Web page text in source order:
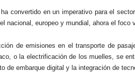
convertido en un imperativo para el
nacional, europeo y mundial, ahora el foco
de emisiones en el transporte de
o la electrificación de los muelles, se
de embarque digital y la integración de